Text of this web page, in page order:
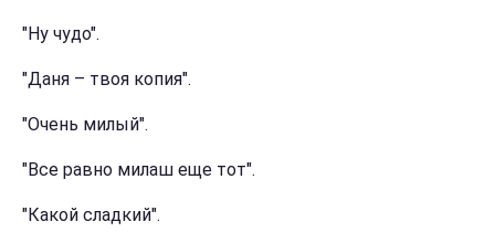
"Ну чудо".
"Даня – твоя копия".
"Очень милый".
"Все равно милаш еще тот".
"Какой сладкий".